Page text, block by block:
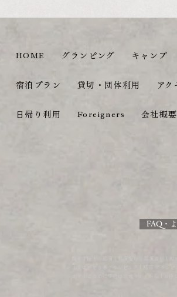
HOME グランピング キャンプ
宿泊プラン 貸切・団体利用 アク
日帰り利用 Foreigners 会社概要
FAQ・